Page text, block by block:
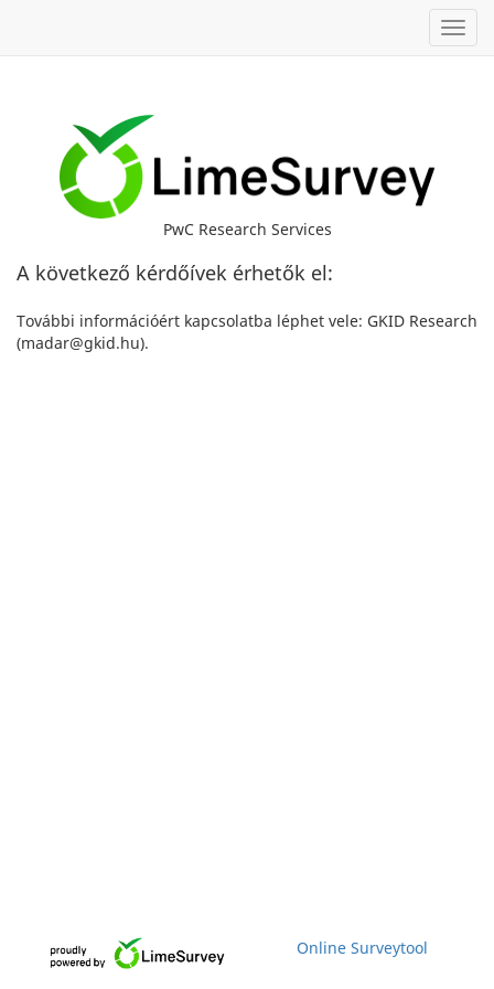
PwC Research Services
A következő kérdőívek érhetők el:
További információért kapcsolatba léphet vele: GKID Research
(madar@gkid.hu).
Online Surveytool